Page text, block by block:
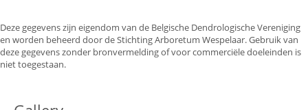
Deze gegevens zijn eigendom van de Belgische Dendrologische Vereniging
en worden beheerd door de Stichting Arboretum Wespelaar. Gebruik van
deze gegevens zonder bronvermelding of voor commerciële doeleinden is
niet toegestaan.